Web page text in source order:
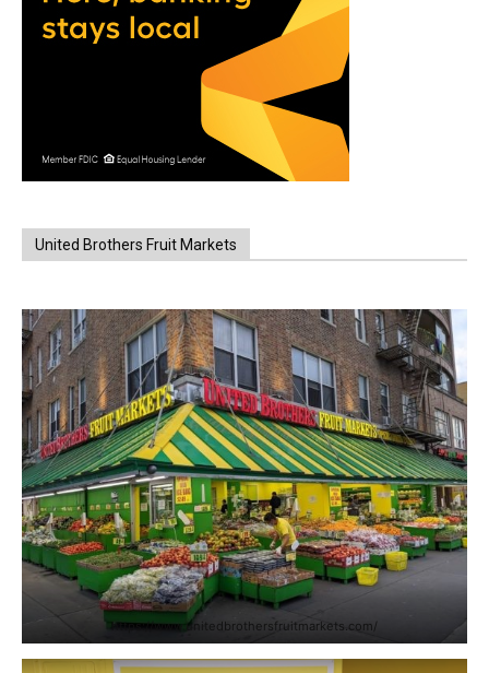
United Brothers Fruit Markets
https://www.unitedbrothersfruitmarkets.com/